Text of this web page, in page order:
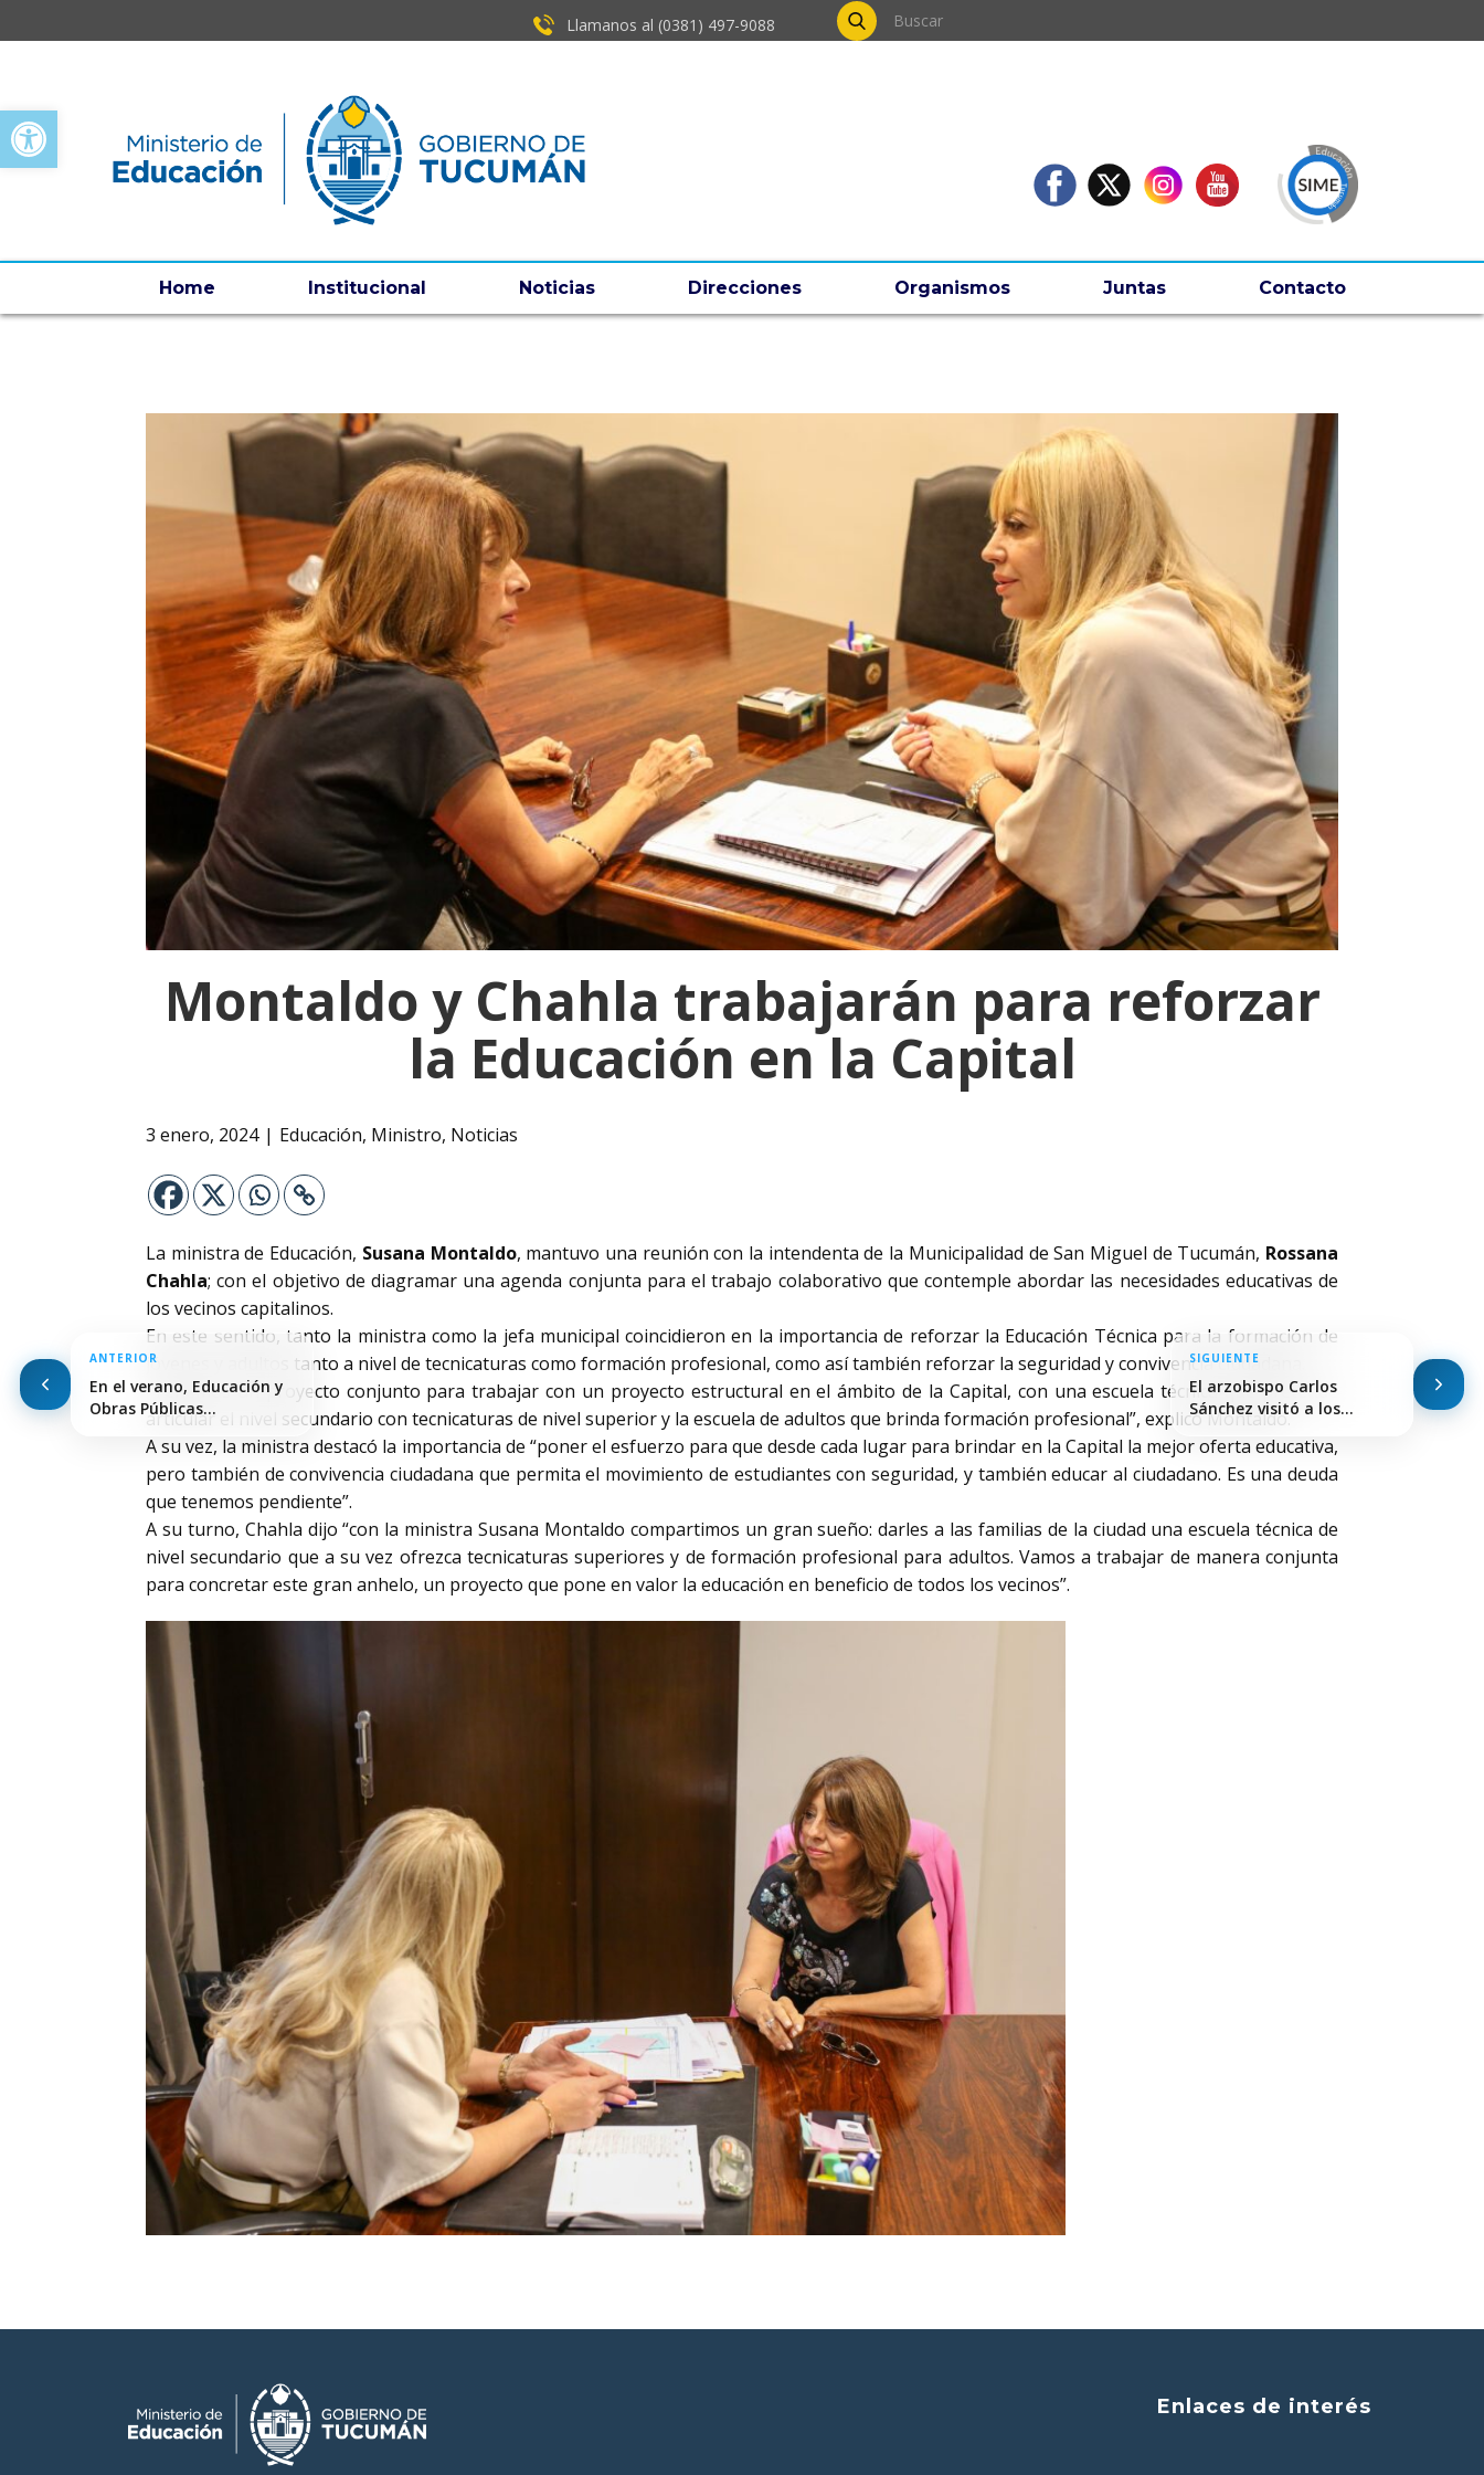
Open toolbar
Llamanos al (0381) ​497-9088
Home Institucional Noticias Direcciones Organismos Juntas Contacto
Montaldo y Chahla trabajarán para reforzar
la Educación en la Capital
3 enero, 2024 Educación, Ministro, Noticias
La ministra de Educación, Susana Montaldo, mantuvo una reunión con la intendenta de la Municipalidad de San Miguel de Tucumán, Rossana
Chahla; con el objetivo de diagramar una agenda conjunta para el trabajo colaborativo que contemple abordar las necesidades educativas de
los vecinos capitalinos.
En este sentido, tanto la ministra como la jefa municipal coincidieron en la importancia de reforzar la Educación Técnica para la formación de
jóvenes y adultos tanto a nivel de tecnicaturas como formación profesional, como así también reforzar la seguridad y convivencia ciudadana.
“Tenemos un proyecto conjunto para trabajar con un proyecto estructural en el ámbito de la Capital, con una escuela técnica que pretende
articular el nivel secundario con tecnicaturas de nivel superior y la escuela de adultos que brinda formación profesional”, explicó Montaldo.
A su vez, la ministra destacó la importancia de “poner el esfuerzo para que desde cada lugar para brindar en la Capital la mejor oferta educativa,
pero también de convivencia ciudadana que permita el movimiento de estudiantes con seguridad, y también educar al ciudadano. Es una deuda
que tenemos pendiente”.
A su turno, Chahla dijo “con la ministra Susana Montaldo compartimos un gran sueño: darles a las familias de la ciudad una escuela técnica de
nivel secundario que a su vez ofrezca tecnicaturas superiores y de formación profesional para adultos. Vamos a trabajar de manera conjunta
para concretar este gran anhelo, un proyecto que pone en valor la educación en beneficio de todos los vecinos”.
Enlaces de interés
ANTERIOR
En el verano, Educación y
Obras Públicas…
SIGUIENTE
El arzobispo Carlos
Sánchez visitó a los…